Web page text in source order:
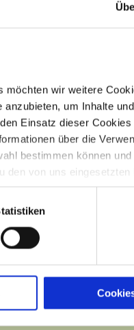
möchten wir weitere
um Inhalte
Einsatz dieser
über die
bestimmen können und
den von uns eingesetzten
akzeptieren, willigen Sie
jeweiligen Cookies